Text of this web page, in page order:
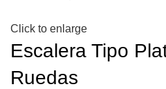
Click to enlarge
Escalera Tipo
Ruedas